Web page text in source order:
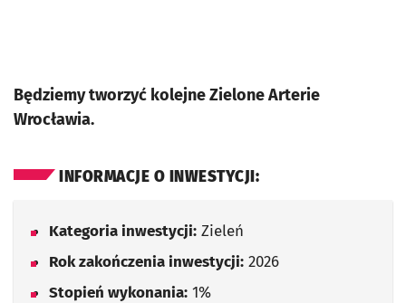
Będziemy tworzyć kolejne Zielone Arterie
Wrocławia.
INFORMACJE O INWESTYCJI:
Kategoria inwestycji: Zieleń
Rok zakończenia inwestycji: 2026
Stopień wykonania: 1%